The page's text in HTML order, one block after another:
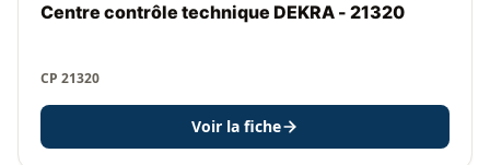
Centre contrôle technique DEKRA - 21320
CP 21320
Voir la fiche